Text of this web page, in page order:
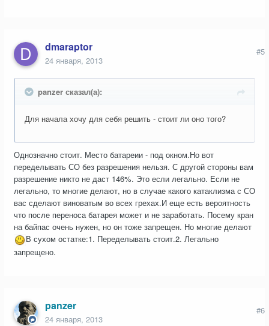
dmaraptor
24 января, 2013
#5
panzer сказал(а):
Для начала хочу для себя решить - стоит ли оно того?
Однозначно стоит. Место батареии - под окном.Но вот
переделывать СО без разрешения нельзя. С другой стороны вам
разрешение никто не даст 146%. Это если легально. Если не
легально, то многие делают, но в случае какого катаклизма с СО
вас сделают виноватым во всех грехах.И еще есть вероятность
что после переноса батарея может и не заработать. Посему кран
на байпас очень нужен, но он тоже запрещен. Но многие делают
В сухом остатке:1. Переделывать стоит.2. Легально
запрещено.
panzer
24 января, 2013
#6